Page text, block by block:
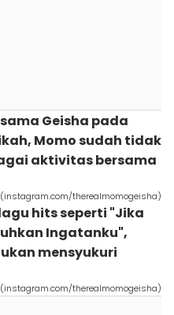
Geisha pada
Momo sudah tidak
aktivitas bersama
therealmomogeisha)
hits seperti "Jika
Ingatanku",
mensyukuri
therealmomogeisha)